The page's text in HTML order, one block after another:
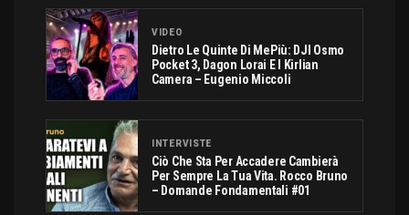
VIDEO
Dietro Le Quinte Di MePiù: DJI Osmo
Pocket 3, Dagon Lorai E I Kirlian
Camera – Eugenio Miccoli
INTERVISTE
Ciò Che Sta Per Accadere Cambierà
Per Sempre La Tua Vita. Rocco Bruno
– Domande Fondamentali #01